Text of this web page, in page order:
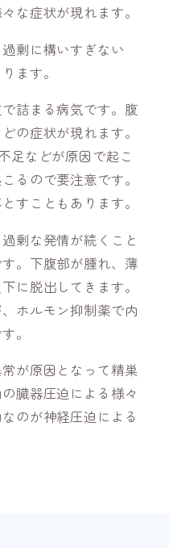
な症状が現れます。
剰に構いすぎない
ます。
詰まる病気です。腹
の症状が現れます。
足などが原因で起こ
るので要注意です。
すこともあります。
剰な発情が続くこと
。下腹部が腫れ、薄
に脱出してきます。
ホルモン抑制薬で内
。
が原因となって精巣
臓器圧迫による様々
のが神経圧迫による